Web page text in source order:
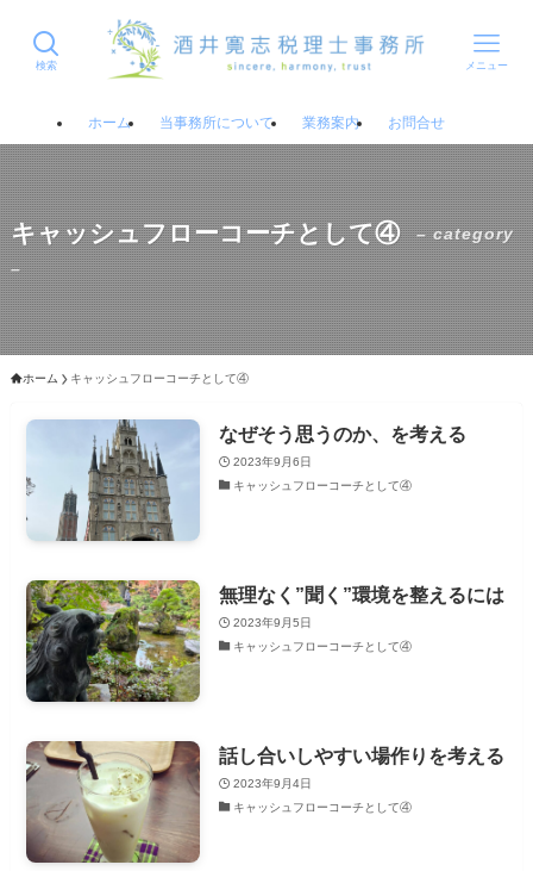
検索 メニュー
ホーム 当事務所について 業務案内 お問合せ
キャッシュフローコーチとして④
– category
–
ホーム キャッシュフローコーチとして④
なぜそう思うのか、を考える
2023年9月6日
キャッシュフローコーチとして④
無理なく”聞く”環境を整えるには
2023年9月5日
キャッシュフローコーチとして④
話し合いしやすい場作りを考える
2023年9月4日
キャッシュフローコーチとして④